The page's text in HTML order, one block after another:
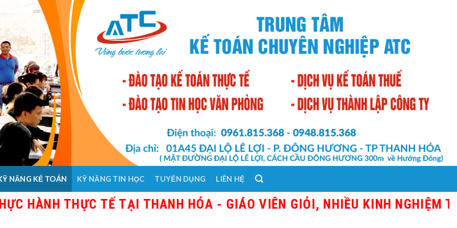
NĂNG KẾ TOÁN KỸ NĂNG TIN HỌC TUYỂN DỤNG LIÊN HỆ
THỰC TẾ TẠI THANH HÓA - GIÁO VIÊN GIỎI, NHIỀU KINH NGHIỆM